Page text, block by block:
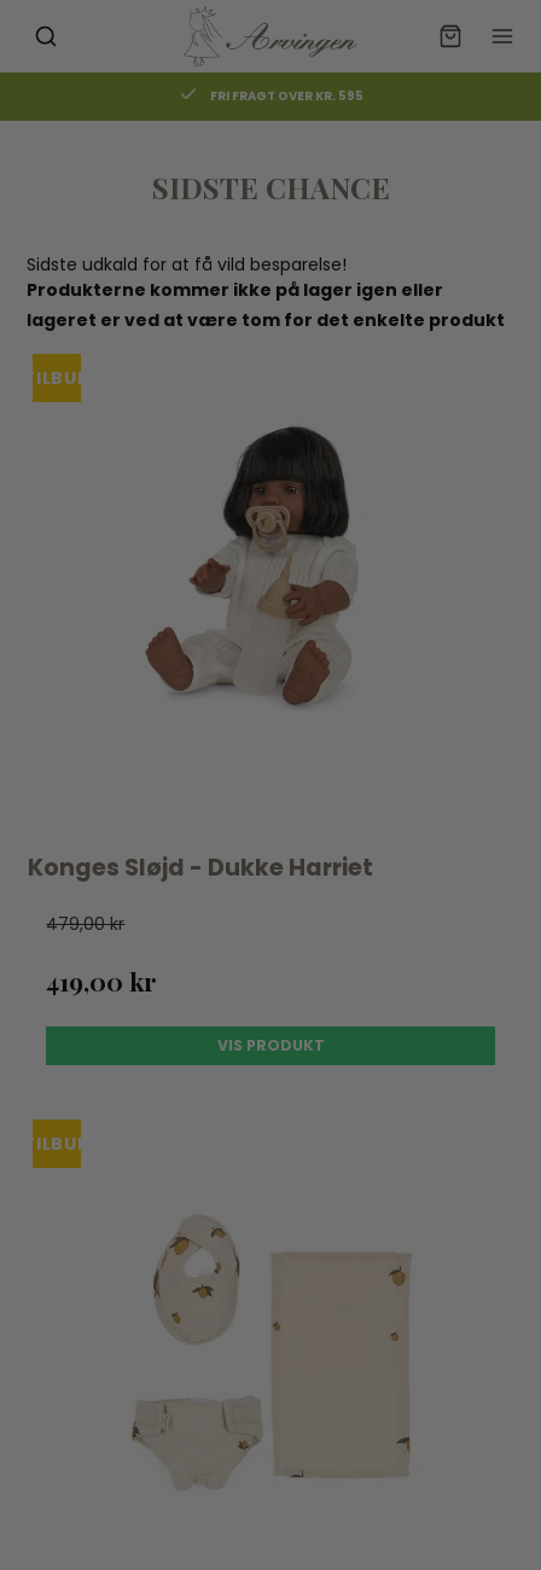
SIDSTE CHANCE
Sidste udkald for at få vild besparelse!
Produkterne kommer ikke på lager igen eller
lageret er ved at være tom for det enkelte produkt
TILBUD
Konges Sløjd - Dukke Harriet
479,00 kr
419,00 kr
VIS PRODUKT
TILBUD